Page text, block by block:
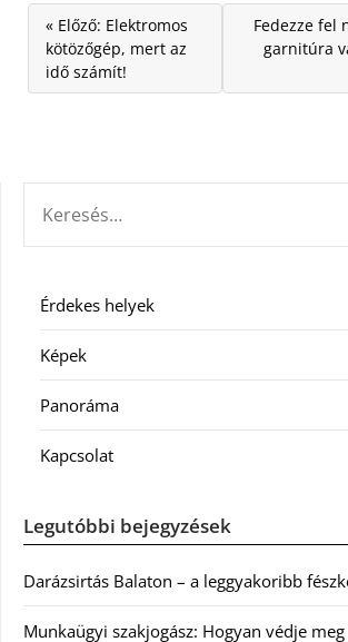
« Előző: Elektromos
kötözőgép, mert az
idő számít!
Fedezze fel
garnitúra
Érdekes helyek
Képek
Panoráma
Kapcsolat
Legutóbbi bejegyzések
Darázsirtás Balaton – a leggyakoribb
Munkaügyi szakjogász: Hogyan védje